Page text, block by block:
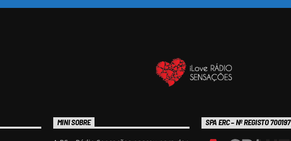
MINI SOBRE SPA ERC – Nº REGISTO 700197